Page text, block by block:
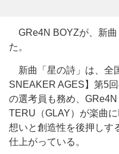
GRe4N BOYZが、新曲
た。
新曲「星の詩」は、全
SNEAKER AGES】第5
の選考員も務め、
TERU（GLAY）が楽曲
想いと創造性を後押しす
仕上がっている。